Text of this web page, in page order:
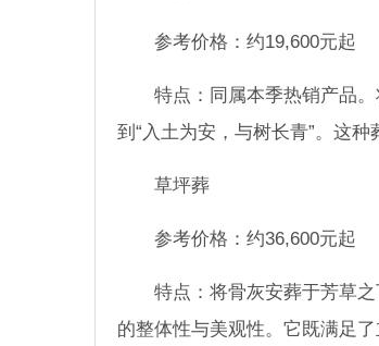
参考价格：约19,600元起
特点：同属本季热销产品
到“入土为安，与树长青”。这
草坪葬
参考价格：约36,600元起
特点：将骨灰安葬于芳草
的整体性与美观性。它既满足